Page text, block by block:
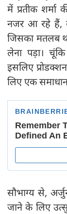
में प्रतीक शर्मा
नजर आ रहे हैं,
जिसका मतलब
लेना पड़ा।
इसलिए
लिए एक
सौभाग्य से,
जाने के लिए